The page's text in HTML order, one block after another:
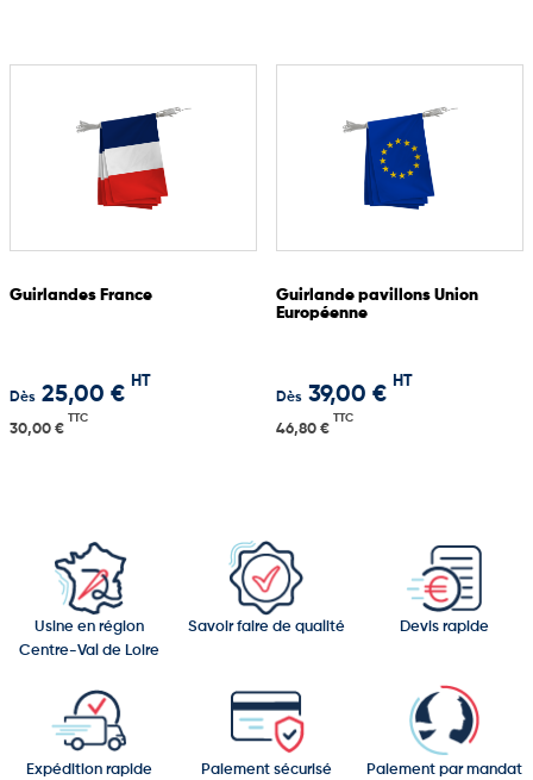
Guirlandes France
Dès 25,00 €
HT
30,00 €
TTC
Guirlande pavillons Union
Européenne
Dès 39,00 €
HT
46,80 €
TTC
Usine en région
Centre-Val de Loire
Savoir faire de qualité Devis rapide
Expédition rapide Paiement sécurisé
Paiement par mandat